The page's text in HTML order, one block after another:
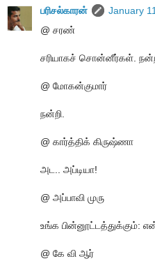
பரிசல்காரன்
January
@ சரண்
சரியாகச் சொன்னீர்கள்.
@ மோகன்குமார்
நன்றி.
@ கார்த்திக் கிருஷ்ணா
அட.. அப்டியா!
@ அப்பாவி முரு
உங்க பின்னூட்டத்துக்கும்:
@ கே வி ஆர்